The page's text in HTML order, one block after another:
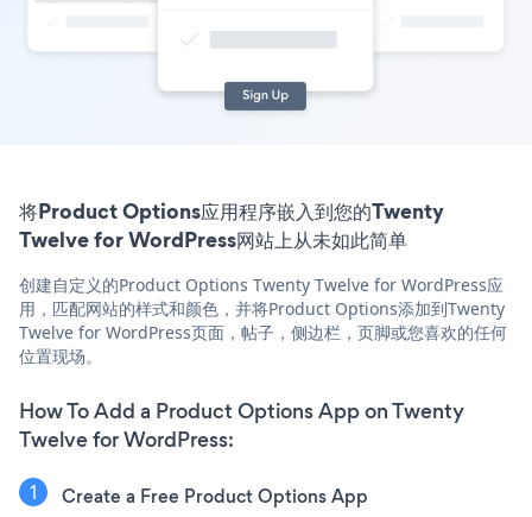
将Product Options应用程序嵌入到您的Twenty
Twelve for WordPress网站上从未如此简单
创建自定义的Product Options Twenty Twelve for WordPress应
用，匹配网站的样式和颜色，并将Product Options添加到Twenty
Twelve for WordPress页面，帖子，侧边栏，页脚或您喜欢的任何
位置现场。
How To Add a Product Options App on Twenty
Twelve for WordPress:
Create a Free Product Options App